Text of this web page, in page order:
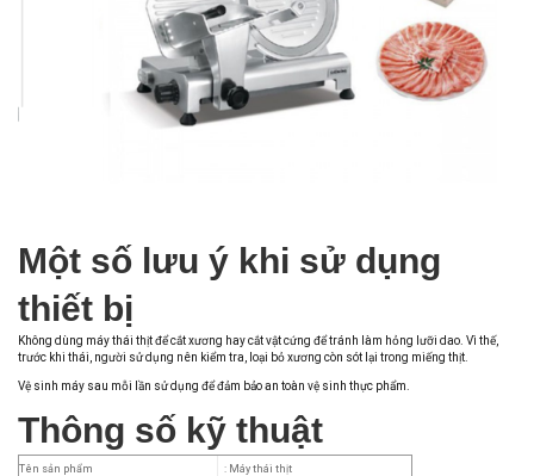
Một số lưu ý khi sử dụng
thiết bị
Không dùng máy thái thịt để cắt xương hay cắt vật cứng để tránh làm hỏng lưỡi dao. Vì thế,
trước khi thái, người sử dụng nên kiểm tra, loại bỏ xương còn sót lại trong miếng thịt.
Vệ sinh máy sau mỗi lần sử dụng để đảm bảo an toàn vệ sinh thực phẩm.
Thông số kỹ thuật
Tên sản phẩm : Máy thái thịt